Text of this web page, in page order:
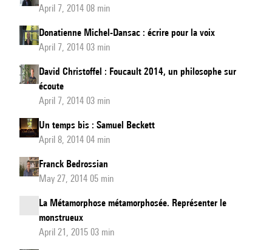
April 7, 2014 08 min
Donatienne Michel-Dansac : écrire pour la voix
April 7, 2014 03 min
David Christoffel : Foucault 2014, un philosophe sur
écoute
April 7, 2014 03 min
Un temps bis : Samuel Beckett
April 8, 2014 04 min
Franck Bedrossian
May 27, 2014 05 min
La Métamorphose métamorphosée. Représenter le
monstrueux
April 21, 2015 03 min